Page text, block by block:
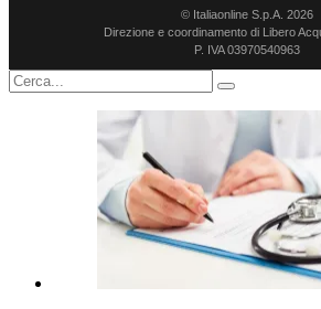
© Italiaonline S.p.A. 2026
Direzione e coordinamento di Libero
P. IVA 03970540963